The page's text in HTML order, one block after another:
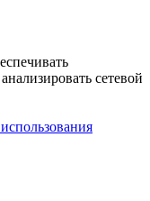
сетевой